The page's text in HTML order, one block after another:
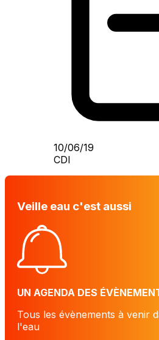
10/06/19
CDI
Veille eau c'est aussi
UN AGENDA DES
Tous les évènements à venir
l'eau